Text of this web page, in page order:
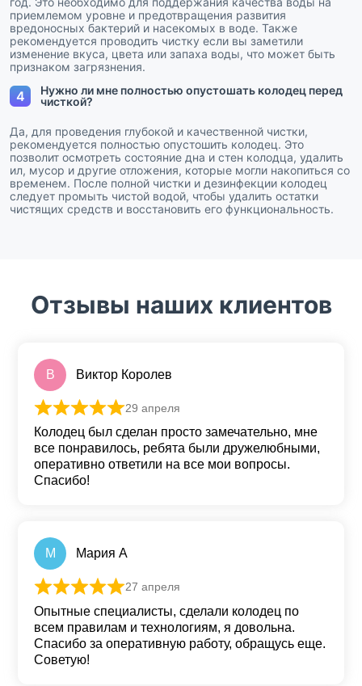
приемлемом уровне и предотвращения развития
вредоносных бактерий и насекомых в воде. Также
рекомендуется проводить чистку если вы заметили
изменение вкуса, цвета или запаха воды, что может быть
признаком загрязнения.
4
Нужно ли мне полностью опустошать колодец перед
чисткой?
Да, для проведения глубокой и качественной чистки,
рекомендуется полностью опустошить колодец. Это
позволит осмотреть состояние дна и стен колодца, удалить
ил, мусор и другие отложения, которые могли накопиться со
временем. После полной чистки и дезинфекции колодец
следует промыть чистой водой, чтобы удалить остатки
чистящих средств и восстановить его функциональность.
Отзывы наших клиентов
В Виктор Королев
Оценка из 5
29 апреля
Колодец был сделан просто замечательно, мне
все понравилось, ребята были дружелюбными,
оперативно ответили на все мои вопросы.
Спасибо!
М Мария А
Оценка из 5
27 апреля
Опытные специалисты, сделали колодец по
всем правилам и технологиям, я довольна.
Спасибо за оперативную работу, обращусь еще.
Советую!